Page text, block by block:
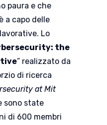
paura e che
a capo delle
Lo
the
” realizzato da
di ricerca
at Mit
sono state
di 600 membri